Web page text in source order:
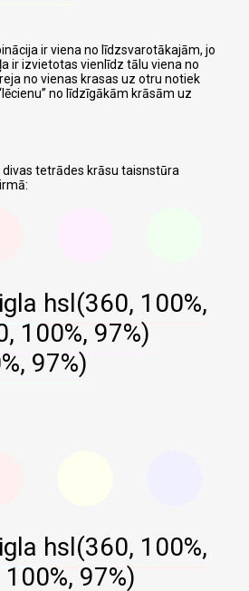
ir viena no līdzsvarotākajām, jo
ir izvietotas vienlīdz tālu viena no
no vienas krasas uz otru notiek
lēcienu no līdzīgākām krāsām uz
tetrādes krāsu taisnstūra
hsl(360, 100%,
100%, 97%)
97%)
hsl(360, 100%,
97%)